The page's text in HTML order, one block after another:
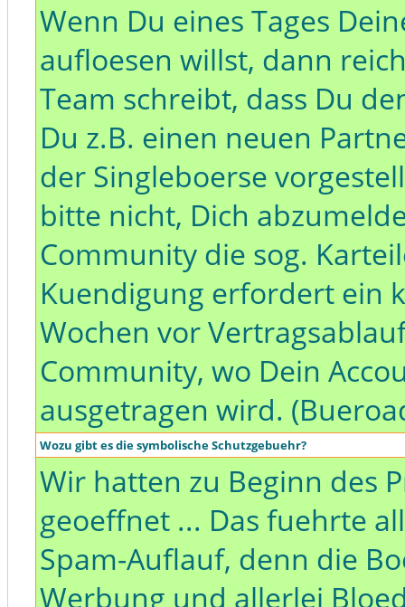
Wenn Du eines Tages
aufloesen willst, dann
Team schreibt, dass Du
Du z.B. einen neuen
der Singleboerse
bitte nicht, Dich
Community die sog.
Kuendigung erfordert ein
Wochen vor
Community, wo Dein
ausgetragen wird.
Wozu gibt es die symbolische Schutzgebuehr?
Wir hatten zu Beginn des
geoeffnet ... Das fuehrte
Spam-Auflauf, denn die
Werbung und allerlei